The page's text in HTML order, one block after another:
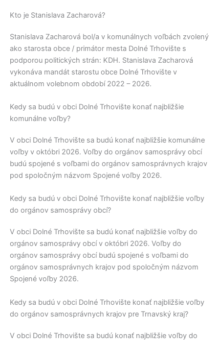
Kto je Stanislava Zacharová?
Stanislava Zacharová bol/a v komunálnych voľbách zvolený
ako starosta obce / primátor mesta Dolné Trhovište s
podporou politických strán: KDH. Stanislava Zacharová
vykonáva mandát starostu obce Dolné Trhovište v
aktuálnom volebnom období 2022 – 2026.
Kedy sa budú v obci Dolné Trhovište konať najbližšie
komunálne voľby?
V obci Dolné Trhovište sa budú konať najbližšie komunálne
voľby v októbri 2026. Voľby do orgánov samosprávy obcí
budú spojené s voľbami do orgánov samosprávnych krajov
pod spoločným názvom Spojené voľby 2026.
Kedy sa budú v obci Dolné Trhovište konať najbližšie voľby
do orgánov samosprávy obcí?
V obci Dolné Trhovište sa budú konať najbližšie voľby do
orgánov samosprávy obcí v októbri 2026. Voľby do
orgánov samosprávy obcí budú spojené s voľbami do
orgánov samosprávnych krajov pod spoločným názvom
Spojené voľby 2026.
Kedy sa budú v obci Dolné Trhovište konať najbližšie voľby
do orgánov samosprávnych krajov pre Trnavský kraj?
V obci Dolné Trhovište sa budú konať najbližšie voľby do